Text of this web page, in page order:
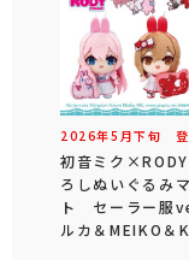
2026年5 月下旬
初音ミク
ろしぬいぐるみ
ト セーラー服
ルカ＆MEIKO＆